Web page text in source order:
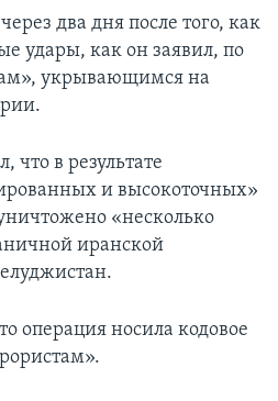
два дня после того, как
удары, как он заявил, по
укрывающимся на
в результате
и высокоточных»
«несколько
иранской
операция носила кодовое